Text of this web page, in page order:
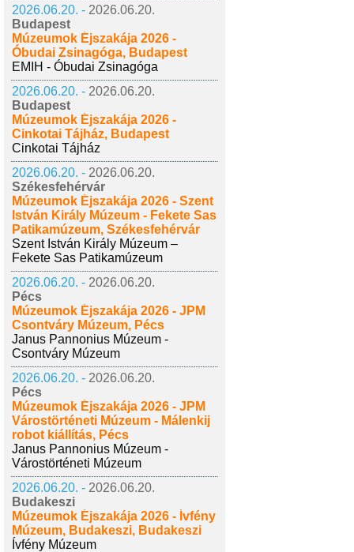
2026.06.20. - 2026.06.20.
Budapest
Múzeumok Éjszakája 2026 -
Óbudai Zsinagóga, Budapest
EMIH - Óbudai Zsinagóga
2026.06.20. - 2026.06.20.
Budapest
Múzeumok Éjszakája 2026 -
Cinkotai Tájház, Budapest
Cinkotai Tájház
2026.06.20. - 2026.06.20.
Székesfehérvár
Múzeumok Éjszakája 2026 - Szent
István Király Múzeum - Fekete Sas
Patikamúzeum, Székesfehérvár
Szent István Király Múzeum –
Fekete Sas Patikamúzeum
2026.06.20. - 2026.06.20.
Pécs
Múzeumok Éjszakája 2026 - JPM
Csontváry Múzeum, Pécs
Janus Pannonius Múzeum -
Csontváry Múzeum
2026.06.20. - 2026.06.20.
Pécs
Múzeumok Éjszakája 2026 - JPM
Várostörténeti Múzeum - Málenkij
robot kiállítás, Pécs
Janus Pannonius Múzeum -
Várostörténeti Múzeum
2026.06.20. - 2026.06.20.
Budakeszi
Múzeumok Éjszakája 2026 - Ívfény
Múzeum, Budakeszi, Budakeszi
Ívfény Múzeum